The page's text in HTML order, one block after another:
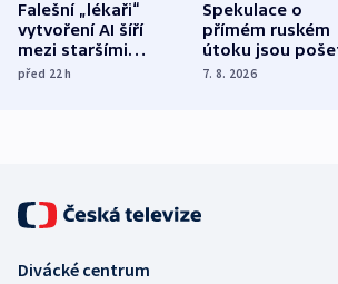
Falešní „lékaři“
vytvoření AI šíří
mezi staršími
Poláky nebezpečné
před 22h
Spekulace o
přímém ruském
útoku jsou
míní estonský
7. 8. 2026
Divácké centrum